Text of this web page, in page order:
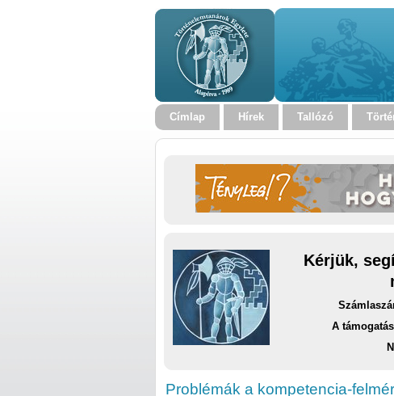
Címlap Hírek Tallózó
Kérjük,
A
Problémák a kompetencia-